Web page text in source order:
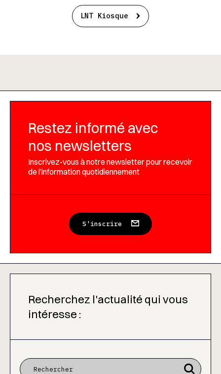
LNT Kiosque
Restez informé avec
nos newsletters
Inscrivez-vous à notre newsletter pour recevoir
de l’information quotidiennement
S'inscrire
Recherchez l'actualité qui vous
intéresse :